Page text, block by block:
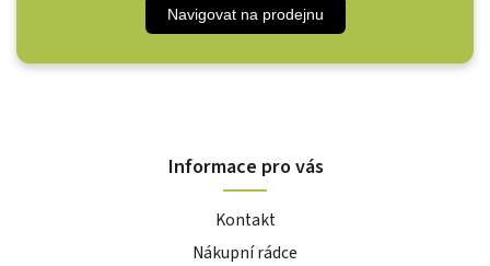
Navigovat na prodejnu
Informace pro vás
Kontakt
Nákupní rádce